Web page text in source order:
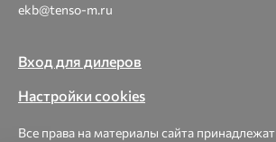
ekb@tenso-m.ru
Вход для дилеров
Настройки cookies
Все права на материалы сайта принадлежат